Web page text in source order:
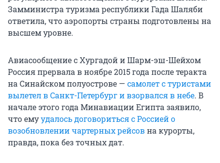
Замминистра туризма республики Гада Шаляби
ответила, что аэропорты страны подготовлены на
высшем уровне.
Авиасообщение с Хургадой и Шарм-эш-Шейхом
Россия прервала в ноябре 2015 года после теракта
на Синайском полуострове — самолет с туристами
вылетел в Санкт-Петербург и взорвался в небе. В
начале этого года Минавиации Египта заявило,
что емуудалось договориться с Россией о
возобновлении чартерных рейсовна курорты,
правда, пока без точных дат.